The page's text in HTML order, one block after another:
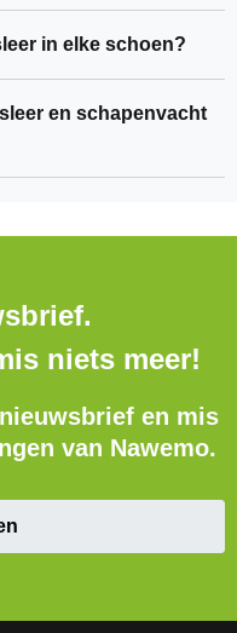
in elke schoen?
en schapenvacht
niets meer!
en mis
van Nawemo.